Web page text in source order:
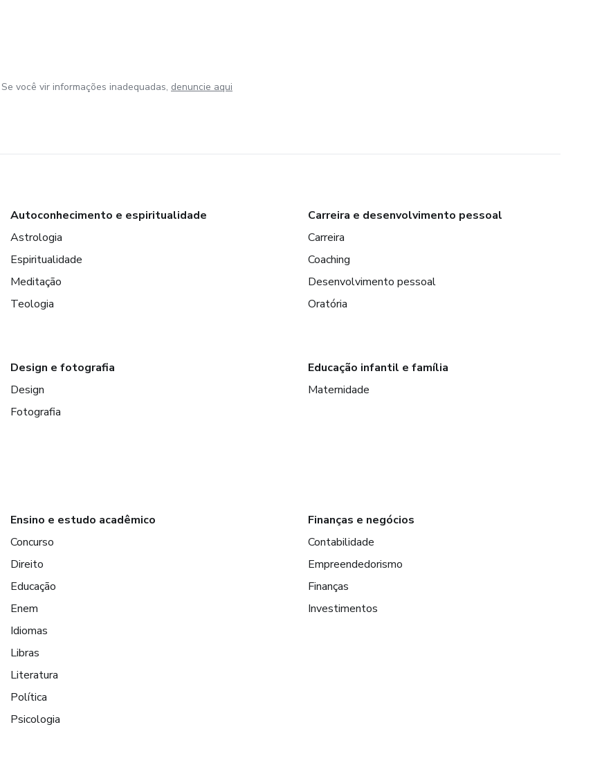
você vir informações inadequadas, denuncie aqui
Autoconhecimento e espiritualidade
Astrologia
Espiritualidade
Meditação
Teologia
Carreira e desenvolvimento pessoal
Carreira
Coaching
Desenvolvimento pessoal
Oratória
Design e fotografia
Design
Fotografia
Educação infantil e família
Maternidade
Ensino e estudo acadêmico
Concurso
Direito
Educação
Enem
Idiomas
Libras
Literatura
Política
Psicologia
Finanças e negócios
Contabilidade
Empreendedorismo
Finanças
Investimentos